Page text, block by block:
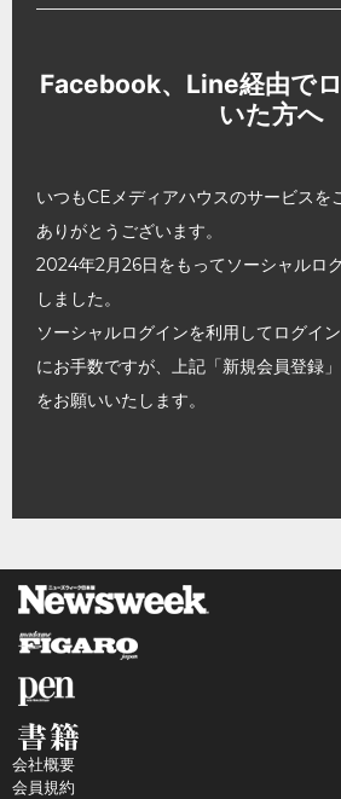
Facebook、Line経由で
いた方へ
いつもCEメディアハウスのサービスを
ありがとうございます。
2024年2月26日をもってソーシャルロ
しました。
ソーシャルログインを利用してログイ
にお手数ですが、上記「新規会員登録
をお願いいたします。
会社概要
会員規約